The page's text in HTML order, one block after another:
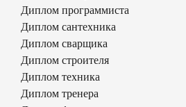
Диплом программиста
Диплом сантехника
Диплом сварщика
Диплом строителя
Диплом техника
Диплом тренера